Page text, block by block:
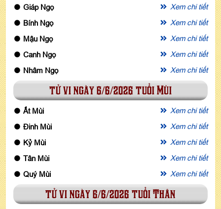
Giáp Ngọ
Xem chi tiết
Bính Ngọ
Xem chi tiết
Mậu Ngọ
Xem chi tiết
Canh Ngọ
Xem chi tiết
Nhâm Ngọ
Xem chi tiết
tử vi ngày 6/6/2026 tuổi Mùi
Ất Mùi
Xem chi tiết
Đinh Mùi
Xem chi tiết
Kỷ Mùi
Xem chi tiết
Tân Mùi
Xem chi tiết
Quý Mùi
Xem chi tiết
tử vi ngày 6/6/2026 tuổi Thân